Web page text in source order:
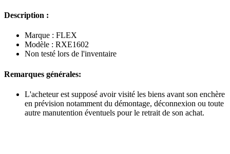
Description :
Marque : FLEX
Modèle : RXE1602
Non testé lors de l'inventaire
Remarques générales:
L'acheteur est supposé avoir visité les biens avant son enchère
en prévision notamment du démontage, déconnexion ou toute
autre manutention éventuels pour le retrait de son achat.